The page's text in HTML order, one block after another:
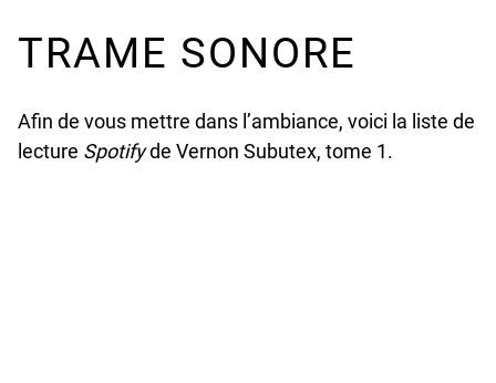
I
N
D
TRAME SONORE
Afin de vous mettre dans l’ambiance, voici la liste de
lecture Spotifyde Vernon Subutex, tome 1.